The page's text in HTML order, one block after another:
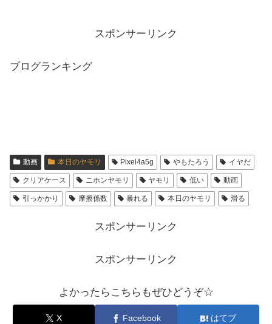
スポンサーリンク
ブログランキング
動画 本日のヤモリ Pixel4a5g やもたろう イヤだ
クリアケース ニホンヤモリ ヤモリ 低い 動画
引っかかり 摩擦係数 暴れる 本日のヤモリ 滑る
スポンサーリンク
スポンサーリンク
よかったらこちらもぜひどうぞ☆
X Facebook はてブ